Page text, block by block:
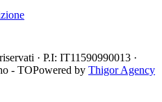
· P.I: IT11590990013 ·
- TOPowered by Thigor Agency